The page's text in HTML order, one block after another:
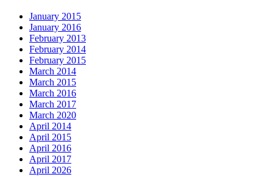
January 2015
January 2016
February 2013
February 2014
February 2015
March 2014
March 2015
March 2016
March 2017
March 2020
April 2014
April 2015
April 2016
April 2017
April 2026